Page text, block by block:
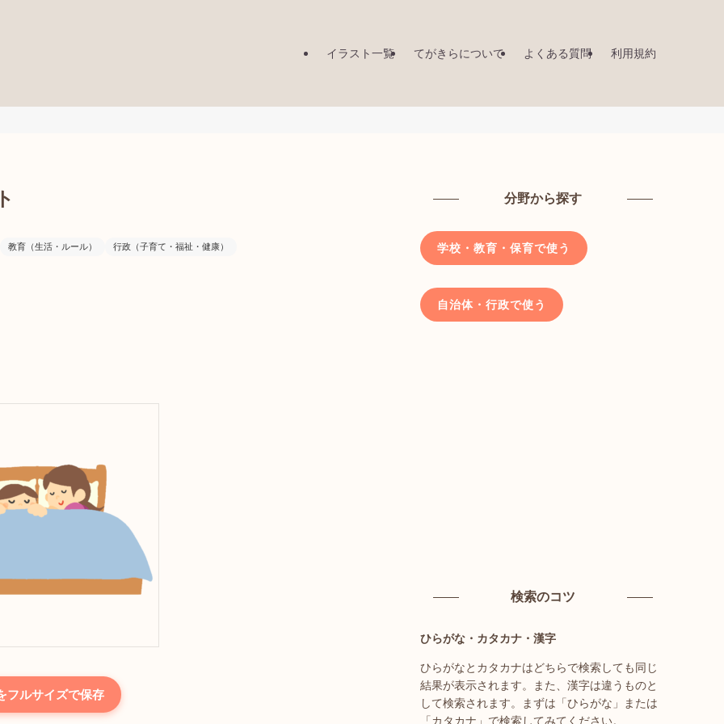
イラスト一覧 てがきらについて よくある質問 利用規約
教育（生活・ルール） 行政（子育て・福祉・健康）
フルサイズで保存
分野から探す
学校・教育・保育で使う
自治体・行政で使う
検索のコツ
ひらがな・カタカナ・漢字
ひらがなとカタカナはどちらで検索しても同じ
結果が表示されます。また、漢字は違うものと
して検索されます。まずは「ひらがな」または
「カタカナ」で検索してみてください。